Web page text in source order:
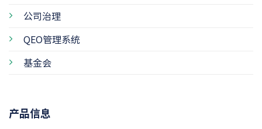
公司治理
QEO管理系统
基金会
产品信息